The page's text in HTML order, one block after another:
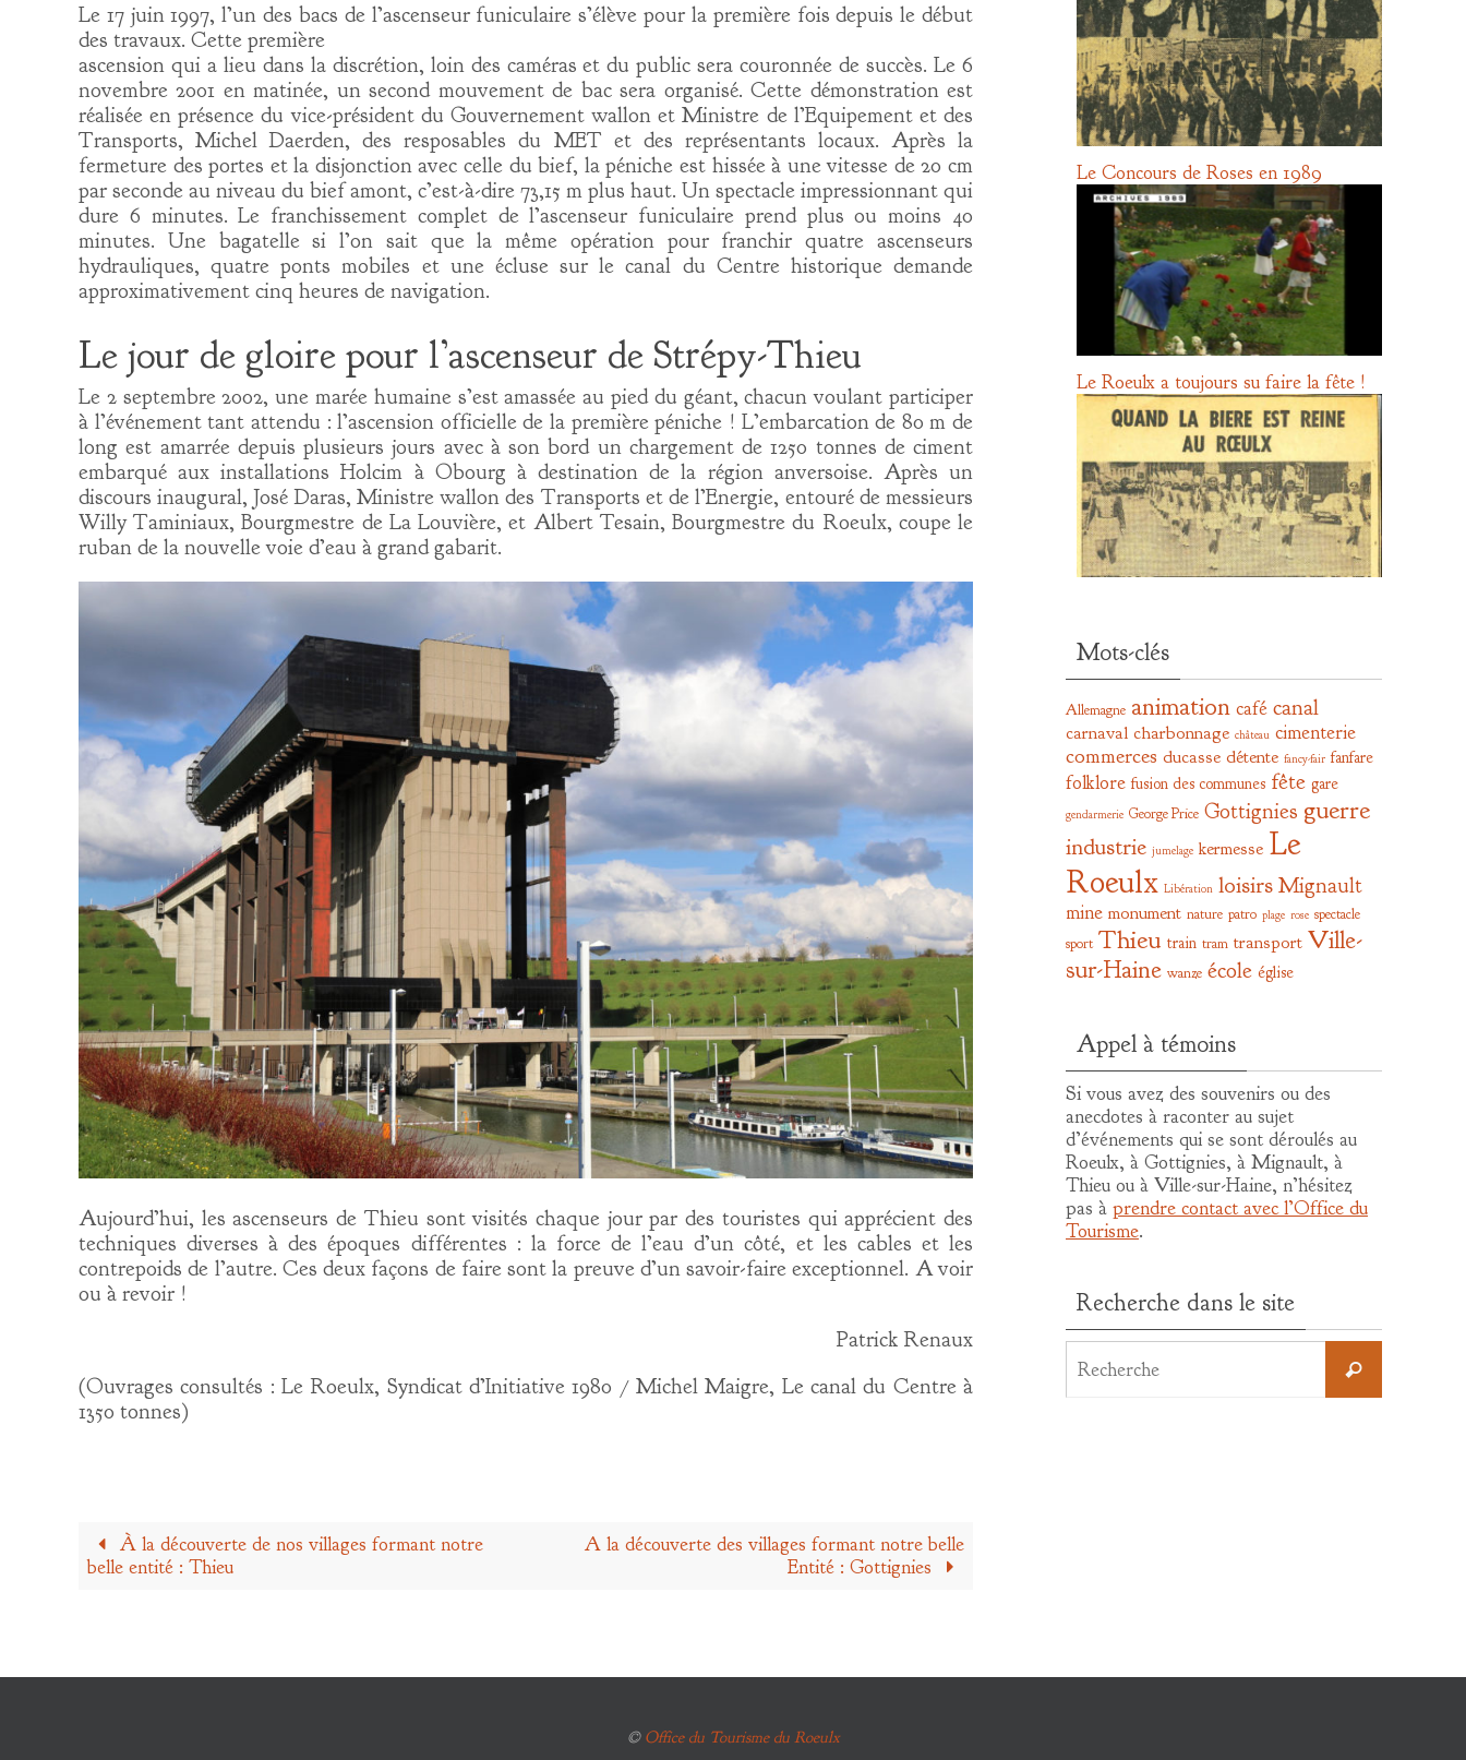
Le 17 juin 1997, l’un des bacs de l’ascenseur funiculaire s’élève pour la première fois depuis le début
des travaux. Cette première
ascension qui a lieu dans la discrétion, loin des caméras et du public sera couronnée de succès. Le 6
novembre 2001 en matinée, un second mouvement de bac sera organisé. Cette démonstration est
réalisée en présence du vice-président du Gouvernement wallon et Ministre de l’Equipement et des
Transports, Michel Daerden, des resposables du MET et des représentants locaux. Après la
fermeture des portes et la disjonction avec celle du bief, la péniche est hissée à une vitesse de 20 cm
par seconde au niveau du bief amont, c’est-à-dire 73,15 m plus haut. Un spectacle impressionnant qui
dure 6 minutes. Le franchissement complet de l’ascenseur funiculaire prend plus ou moins 40
minutes. Une bagatelle si l’on sait que la même opération pour franchir quatre ascenseurs
hydrauliques, quatre ponts mobiles et une écluse sur le canal du Centre historique demande
approximativement cinq heures de navigation.
Le jour de gloire pour l’ascenseur de Strépy-Thieu
Le 2 septembre 2002, une marée humaine s’est amassée au pied du géant, chacun voulant participer
à l’événement tant attendu : l’ascension officielle de la première péniche ! L’embarcation de 80 m de
long est amarrée depuis plusieurs jours avec à son bord un chargement de 1250 tonnes de ciment
embarqué aux installations Holcim à Obourg à destination de la région anversoise. Après un
discours inaugural, José Daras, Ministre wallon des Transports et de l’Energie, entouré de messieurs
Willy Taminiaux, Bourgmestre de La Louvière, et Albert Tesain, Bourgmestre du Roeulx, coupe le
ruban de la nouvelle voie d’eau à grand gabarit.
Aujourd’hui, les ascenseurs de Thieu sont visités chaque jour par des touristes qui apprécient des
techniques diverses à des époques différentes : la force de l’eau d’un côté, et les cables et les
contrepoids de l’autre. Ces deux façons de faire sont la preuve d’un savoir-faire exceptionnel. A voir
ou à revoir !
Patrick Renaux
(Ouvrages consultés : Le Roeulx, Syndicat d’Initiative 1980 / Michel Maigre, Le canal du Centre à
1350 tonnes)
À la découverte de nos villages formant notre
belle entité : Thieu
A la découverte des villages formant notre belle
Entité : Gottignies
Le Concours de Roses en 1989
Le Roeulx a toujours su faire la fête !
Mots-clés
Allemagne animation café canal
carnaval charbonnage château cimenterie
commerces ducasse détente fancy-fair fanfare
folklore fusion des communes fête gare
gendarmerie George Price Gottignies guerre
industrie jumelage kermesse Le
Roeulx Libération loisirs Mignault
mine monument nature patro plage rose spectacle
sport Thieu train tram transport Ville-
sur-Haine wanze école église
Appel à témoins
Si vous avez des souvenirs ou des
anecdotes à raconter au sujet
d’événements qui se sont déroulés au
Roeulx, à Gottignies, à Mignault, à
Thieu ou à Ville-sur-Haine, n’hésitez
pas à prendre contact avec l’Office du
Tourisme.
Recherche dans le site
Recherche
© Office du Tourisme du Roeulx